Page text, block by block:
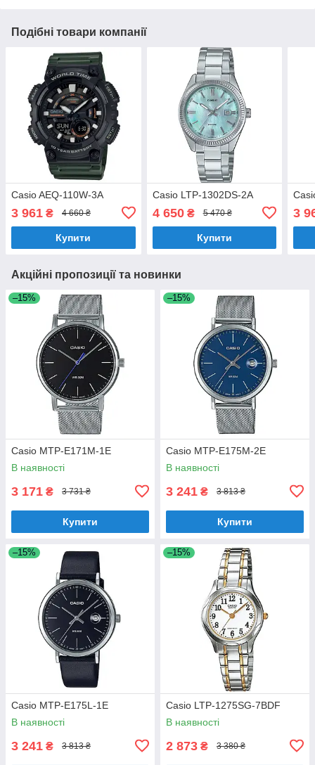
Подібні товари компанії
Casio AEQ-110W-3A
3 961 ₴ 4 660 ₴
Купити
Casio LTP-1302DS-2A
4 650₴ 5 470 ₴
Купити
3
Акційні пропозиції та новинки
–15%
Casio MTP-E171M-1E
В наявності
3 171 ₴ 3 731 ₴
Купити
–15%
Casio MTP-E175M-2E
В наявності
3 241 ₴ 3 813 ₴
Купити
–15%
Casio MTP-E175L-1E
В наявності
3 241 ₴ 3 813 ₴
–15%
Casio LTP-1275SG-7BDF
В наявності
2 873 ₴ 3 380 ₴